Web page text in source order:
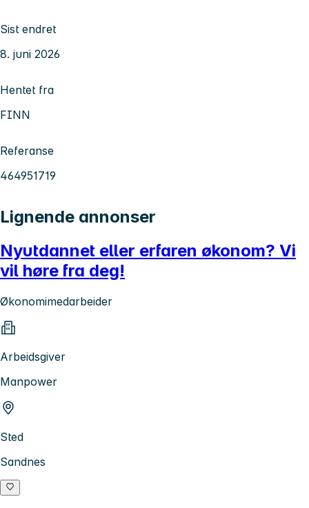
Sist endret
8. juni 2026
Hentet fra
FINN
Referanse
464951719
Lignende annonser
Nyutdannet eller erfaren økonom? Vi
vil høre fra deg!
Økonomimedarbeider
Arbeidsgiver
Manpower
Sted
Sandnes